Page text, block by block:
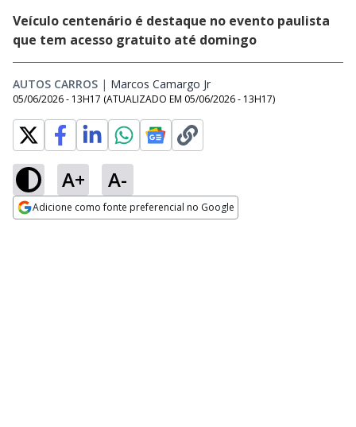
Veículo centenário é destaque no evento paulista
que tem acesso gratuito até domingo
AUTOS CARROS | Marcos Camargo Jr
05/06/2026 - 13H17 (ATUALIZADO EM 05/06/2026 - 13H17)
A+ A-
Adicione como fonte preferencial no Google